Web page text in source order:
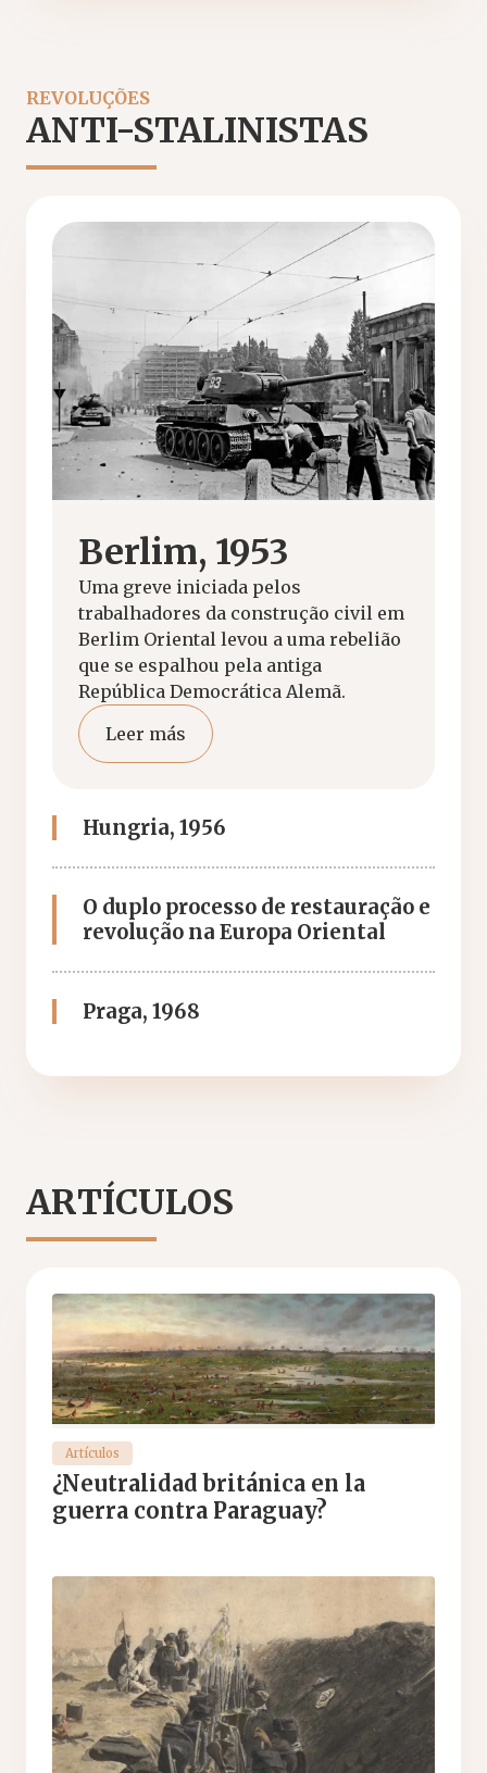
REVOLUÇÕES
ANTI-STALINISTAS
Berlim, 1953
Uma greve iniciada pelos
trabalhadores da construção civil em
Berlim Oriental levou a uma rebelião
que se espalhou pela antiga
República Democrática Alemã.
Leer más
Hungria, 1956
O duplo processo de restauração e
revolução na Europa Oriental
Praga, 1968
ARTÍCULOS
Artículos
¿Neutralidad británica en la
guerra contra Paraguay?